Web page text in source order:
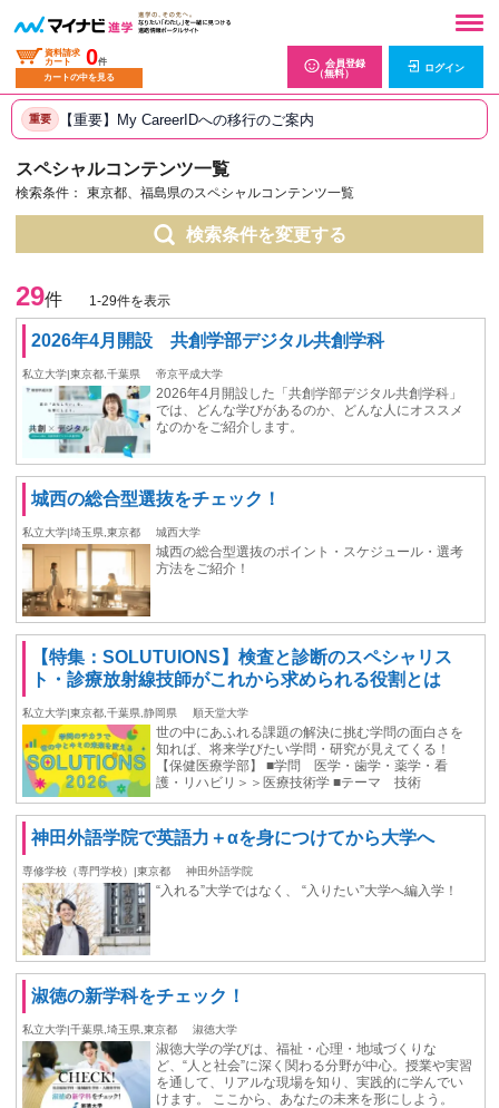
資料請求
カート
0件
カートの中を見る
会員登録
（無料）
ログイン
重要 【重要】My CareerIDへの移行のご案内
スペシャルコンテンツ一覧
検索条件： 東京都、福島県のスペシャルコンテンツ一覧
検索条件を変更する
29件 1-29件を表示
2026年4月開設 共創学部デジタル共創学科
私立大学|東京都,千葉県 帝京平成大学
2026年4月開設した「共創学部デジタル共創学科」
では、どんな学びがあるのか、どんな人にオススメ
なのかをご紹介します。
城西の総合型選抜をチェック！
私立大学|埼玉県,東京都 城西大学
城西の総合型選抜のポイント・スケジュール・選考
方法をご紹介！
【特集：SOLUTUIONS】検査と診断のスペシャリス
ト・診療放射線技師がこれから求められる役割とは
私立大学|東京都,千葉県,静岡県 順天堂大学
世の中にあふれる課題の解決に挑む学問の面白さを
知れば、将来学びたい学問・研究が見えてくる！
【保健医療学部】 ■学問 医学・歯学・薬学・看
護・リハビリ＞＞医療技術学 ■テーマ 技術
神田外語学院で英語力＋αを身につけてから大学へ
専修学校（専門学校）|東京都 神田外語学院
“入れる”大学ではなく、 “入りたい”大学へ編入学！
淑徳の新学科をチェック！
私立大学|千葉県,埼玉県,東京都 淑徳大学
淑徳大学の学びは、福祉・心理・地域づくりな
ど、“人と社会”に深く関わる分野が中心。授業や実習
を通して、リアルな現場を知り、実践的に学んでい
けます。 ここから、あなたの未来を形にしよう。